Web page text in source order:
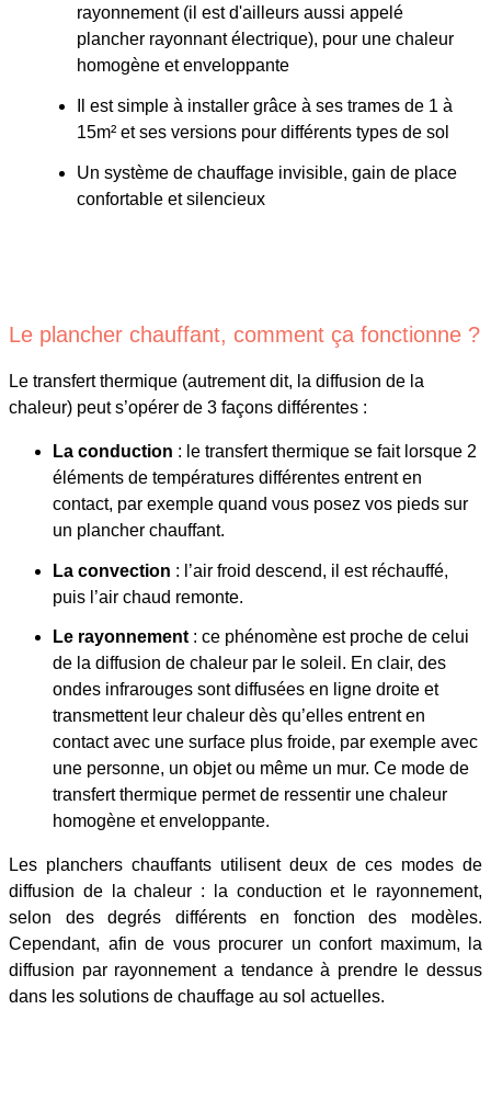
rayonnement (il est d'ailleurs aussi appelé
plancher rayonnant électrique), pour une chaleur
homogène et enveloppante
Il est simple à installer grâce à ses trames de 1 à
15m² et ses versions pour différents types de sol
Un système de chauffage invisible, gain de place
confortable et silencieux
Le plancher chauffant, comment ça fonctionne ?
Le transfert thermique (autrement dit, la diffusion de la
chaleur) peut s’opérer de 3 façons différentes :
La conduction : le transfert thermique se fait lorsque 2
éléments de températures différentes entrent en
contact, par exemple quand vous posez vos pieds sur
un plancher chauffant.
La convection : l’air froid descend, il est réchauffé,
puis l’air chaud remonte.
Le rayonnement : ce phénomène est proche de celui
de la diffusion de chaleur par le soleil. En clair, des
ondes infrarouges sont diffusées en ligne droite et
transmettent leur chaleur dès qu’elles entrent en
contact avec une surface plus froide, par exemple avec
une personne, un objet ou même un mur. Ce mode de
transfert thermique permet de ressentir une chaleur
homogène et enveloppante.
Les planchers chauffants utilisent deux de ces modes de
diffusion de la chaleur : la conduction et le rayonnement,
selon des degrés différents en fonction des modèles.
Cependant, afin de vous procurer un confort maximum, la
diffusion par rayonnement a tendance à prendre le dessus
dans les solutions de chauffage au sol actuelles.